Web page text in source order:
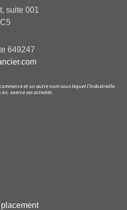
suite 001
649247
et un autre nom sous lequel l’Industrielle
exerce ses activités.